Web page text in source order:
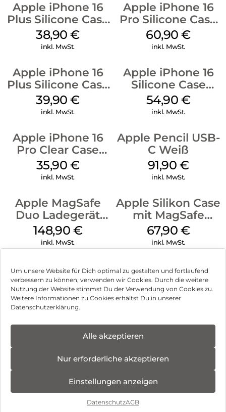
Um unsere Website für Dich optimal zu gestalten und fortlaufend
verbessern zu können, verwenden wir Cookies. Durch die weitere
Nutzung der Website stimmst Du der Verwendung von Cookies zu.
Weitere Informationen zu Cookies erhältst Du in unserer
Datenschutzerklärung.
Alle akzeptieren
Nur erforderliche akzeptieren
Einstellungen anzeigen
DatenschutzAGB
Apple iPhone 16
Plus Silicone Case
MagSafe Denim
38,90€
inkl. MwSt.
Apple iPhone 16
Pro Silicone Case
MagSafe Stone
Gray
60,90€
inkl. MwSt.
Apple iPhone 16
Plus Silicone Case
MagSafe Plum
39,90€
inkl. MwSt.
Apple iPhone 16
Silicone Case
MagSafe Black
54,90 €
inkl. MwSt.
Apple iPhone 16
Pro Clear Case
MagSafe
Transparent
35,90 €
inkl. MwSt.
Apple Pencil USB-
C Weiß
91,90 €
inkl. MwSt.
Apple MagSafe
Duo Ladegerät
Weiß
148,90 €
inkl. MwSt.
Apple Silikon Case
mit MagSafe
iPhone 14 Pro
(PRODUCT)RED
67,90 €
inkl. MwSt.
Impressum
Hinweis zur Batterieentsorgung
Newsletter
, Brodos AG – All Rights Reserved.